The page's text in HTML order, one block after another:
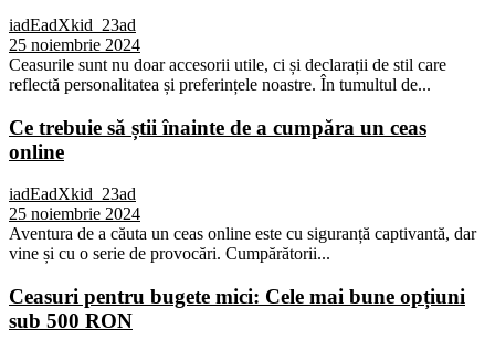
iadEadXkid_23ad
25 noiembrie 2024
Ceasurile sunt nu doar accesorii utile, ci și declarații de stil care
reflectă personalitatea și preferințele noastre. În tumultul de...
Ce trebuie să știi înainte de a cumpăra un ceas
online
iadEadXkid_23ad
25 noiembrie 2024
Aventura de a căuta un ceas online este cu siguranță captivantă, dar
vine și cu o serie de provocări. Cumpărătorii...
Ceasuri pentru bugete mici: Cele mai bune opțiuni
sub 500 RON